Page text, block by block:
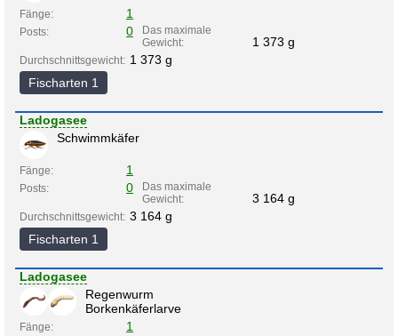
Fänge: 1
Posts: 0
Das maximale
Gewicht:
1 373 g
Durchschnittsgewicht: 1 373 g
Fischarten 1
Ladogasee
Schwimmkäfer
Fänge: 1
Posts: 0
Das maximale
Gewicht:
3 164 g
Durchschnittsgewicht: 3 164 g
Fischarten 1
Ladogasee
Regenwurm
Borkenkäferlarve
Fänge: 1